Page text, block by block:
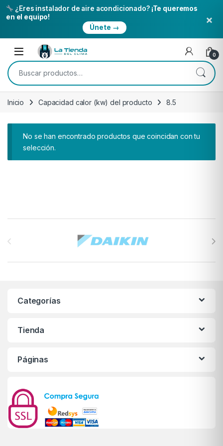
¿Eres instalador de aire acondicionado? ¡Te queremos
en el equipo!
Únete →
×
Skip to navigation
Skip to content
Open 0
Buscar por:
Inicio Capacidad calor (kw) del producto 8.5
No se han encontrado productos que coincidan con tu
selección.
Categorías
Tienda
Páginas